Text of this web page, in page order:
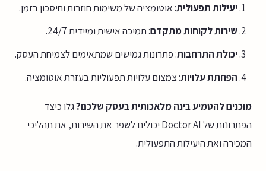
יעילות תפעולית: אוטומציה של משימות חוזרות וחיסכון בזמן.
שירות לקוחות מתקדם: תמיכה אישית ומיידית 24/7.
יכולת התרחבות: פתרונות גמישים שמתאימים לצמיחת העסק.
הפחתת עלויות: צמצום עלויות תפעוליות בעזרת אוטומציה.
מוכנים להטמיע בינה מלאכותית בעסק שלכם?גלו כיצד
הפתרונות של Doctor AI יכולים לשפר את השירות, את תהליכי
המכירה ואת היעילות התפעולית.